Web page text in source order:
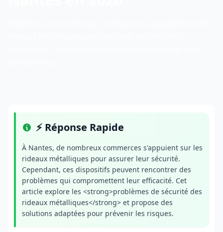
⚡ Réponse Rapide
À Nantes, de nombreux commerces s'appuient sur les
rideaux métalliques pour assurer leur sécurité.
Cependant, ces dispositifs peuvent rencontrer des
problèmes qui compromettent leur efficacité. Cet
article explore les <strong>problèmes de sécurité des
rideaux métalliques</strong> et propose des
solutions adaptées pour prévenir les risques.